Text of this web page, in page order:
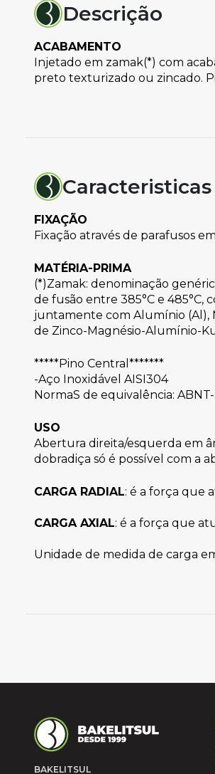
Descrição
ACABAMENTO
Injetado em zamak(*) com
preto texturizado ou zincado.
FIXAÇÃO
Fixação através de parafusos
MATÉRIA-PRIMA
(*)Zamak: denominação
de fusão entre 385°C e 485°C,
juntamente com Alumínio (Al),
de Zinco-Magnésio-Alumínio-
*****Pino Central*******
-Aço Inoxidável AISI304
NormaS de equivalência: ABNT-
USO
Abertura direita/esquerda em
dobradiça só é possível com a
CARGA RADIAL: é a força que
CARGA AXIAL: é a força que
Unidade de medida de carga
BAKELITSUL